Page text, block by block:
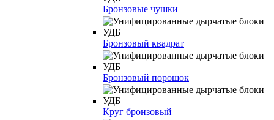
Бронзовые чушки
Бронзовый квадрат
Бронзовый порошок
Круг бронзовый